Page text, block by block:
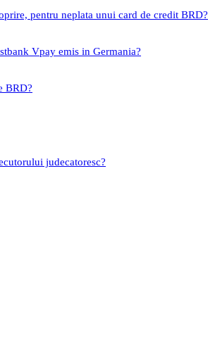
pentru neplata unui card de credit BRD?
Vpay emis in Germania?
BRD?
judecatoresc?